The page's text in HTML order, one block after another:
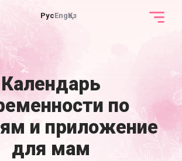
РусEngҚаз
Календарь
по
и приложение
для мам